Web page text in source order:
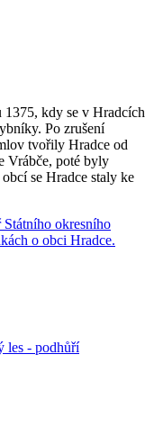
1375, kdy se v Hradcích
Po zrušení
tvořily Hradce od
Vrábče, poté byly
se Hradce staly ke
Státního okresního
o obci Hradce.
les - podhůří